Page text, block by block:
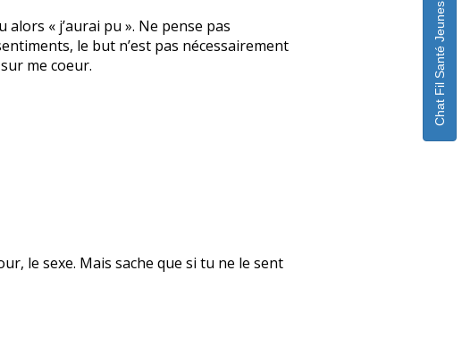
alors « j’aurai pu ». Ne pense pas
le but n’est pas nécessairement
me coeur.
le sexe. Mais sache que si tu ne le sent
Chat Fil Santé Jeunes